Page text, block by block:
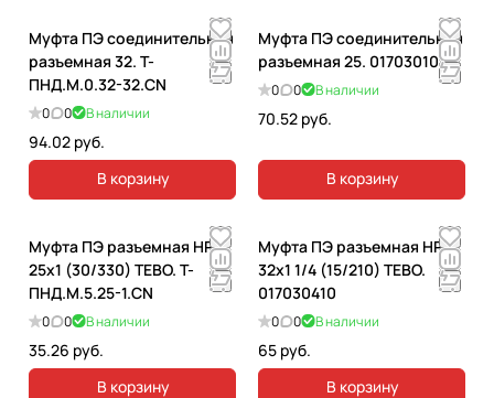
Муфта ПЭ соединительная
разъемная 32. T-
ПНД.М.0.32-32.CN
0 0 В наличии
94.02 руб.
В корзину
Муфта ПЭ соединительная
разъемная 25. 017030103
0 0 В наличии
70.52 руб.
В корзину
Муфта ПЭ разъемная НР
25x1 (30/330) TEBO. T-
ПНД.М.5.25-1.CN
0 0 В наличии
35.26 руб.
В корзину
Муфта ПЭ разъемная НР
32x1 1/4 (15/210) TEBO.
017030410
0 0 В наличии
65 руб.
В корзину